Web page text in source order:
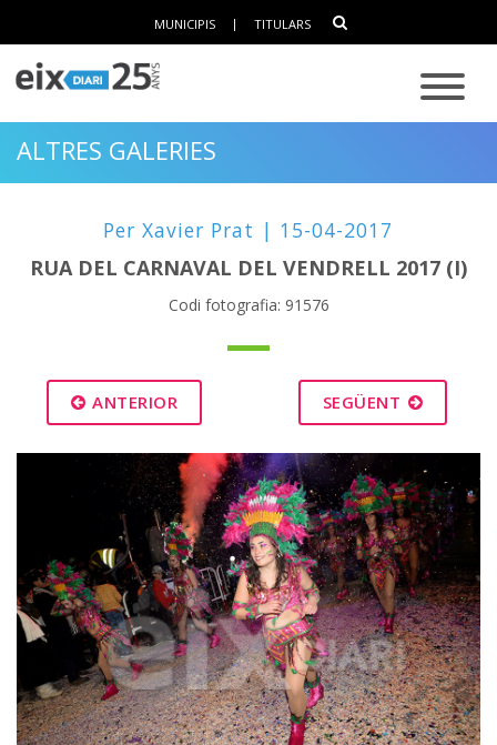
MUNICIPIS | TITULARS
ALTRES GALERIES
Per Xavier Prat | 15-04-2017
RUA DEL CARNAVAL DEL VENDRELL 2017 (I)
Codi fotografia: 91576
ANTERIOR SEGÜENT